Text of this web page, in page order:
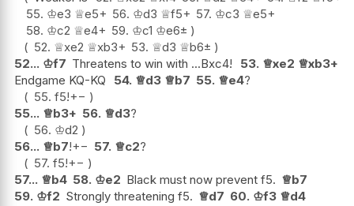
55. ♔e3 ♕e5+ 56. ♔d3 ♕f5+ 57. ♔c3 ♕e5+
58. ♔c2 ♕e4+ 59. ♔c1 ♔e6±
52. ♕xe2 ♕xb3+ 53. ♕d3 ♕b6±
52... ♔f7 Threatens to win with ...Bxc4! 53. ♕xe2 ♕xb3+
Endgame KQ-KQ
54. ♕d3 ♕b7 55. ♕e4?
55. f5!+−
55... ♕b3+ 56. ♕d3?
56. ♔d2
56... ♕b7!+− 57. ♕c2?
57. f5!+−
57... ♕b4 58. ♔e2 Black must now prevent f5. ♕b7
59. ♔f2 Strongly threatening f5. ♕d7 60. ♔f3 ♕d4